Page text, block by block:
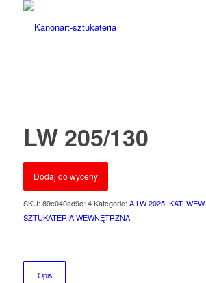
LW 205/130
Dodaj do wyceny
SKU: 89e040ad9c14 Kategorie: A LW 2025, KAT. WEW,
SZTUKATERIA WEWNĘTRZNA
Opis